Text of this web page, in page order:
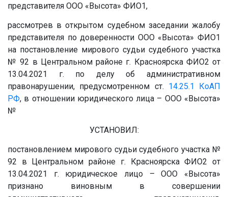
представителя ООО «Высота» ФИО1,
рассмотрев в открытом судебном заседании жалобу
представителя по доверенности ООО «Высота» ФИО1
на постановление мирового судьи судебного участка
№ 92 в Центральном районе г. Красноярска ФИО2 от
13.04.2021 г. по делу об административном
правонарушении, предусмотренном ст. 14.25.1
КоАП
РФ, в отношении юридического лица – ООО «Высота»
№
УСТАНОВИЛ:
постановлением мирового судьи судебного участка №
92 в Центральном районе г. Красноярска ФИО2 от
13.04.2021 г. юридическое лицо – ООО «Высота»
признано виновным в совершении